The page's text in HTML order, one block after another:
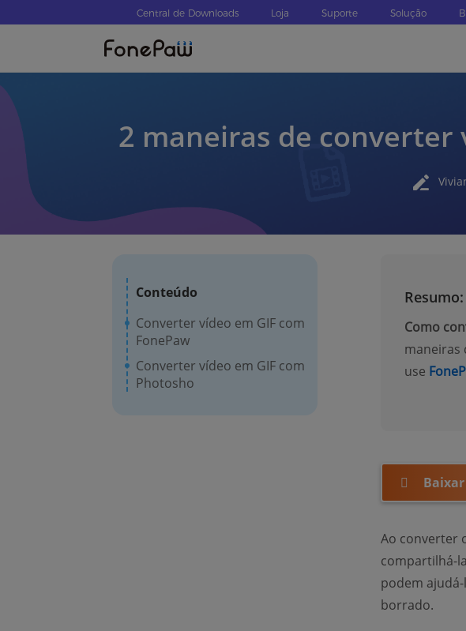
Central de Downloads Loja Suporte Solução
2 maneiras de converter
Conteúdo
Converter vídeo em GIF com
FonePaw
Converter vídeo em GIF com
Photosho
Resumo:
Como
maneiras
use
Ao converter
compartilhá-
podem
borrado.